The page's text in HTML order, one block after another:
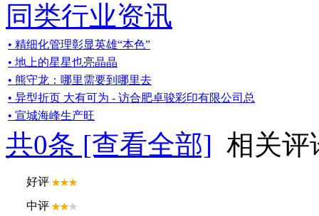
同类行业资讯
• 精细化管理彰显英雄“本色”
• 地上的星星也亮晶晶
• 熊守龙：哪里需要到哪里去
• 异型折页 大有可为 - 访合肥卓骏彩印有限公司总
• 宣城海峰生产旺
共0条 [查看全部] 相关评